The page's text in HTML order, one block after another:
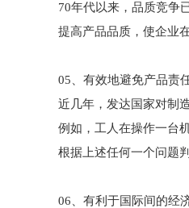
70年代以来，品质竞争
提高产品品质，使企业
05、有效地避免产品责
近几年，发达国家对制
例如，工人在操作一台
根据上述任何一个问题
06、有利于国际间的经